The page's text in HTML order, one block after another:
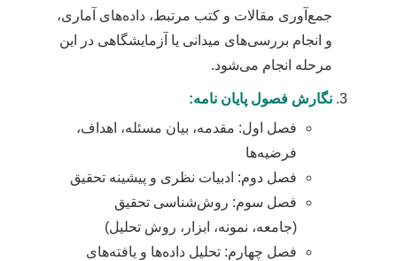
جمع‌آوری مقالات و کتب مرتبط، داده‌های آماری،
و انجام بررسی‌های میدانی یا آزمایشگاهی در این
مرحله انجام می‌شود.
نگارش فصول پایان نامه:
فصل اول: مقدمه، بیان مسئله، اهداف،
فرضیه‌ها
فصل دوم: ادبیات نظری و پیشینه تحقیق
فصل سوم: روش‌شناسی تحقیق
(جامعه، نمونه، ابزار، روش تحلیل)
فصل چهارم: تحلیل داده‌ها و یافته‌های